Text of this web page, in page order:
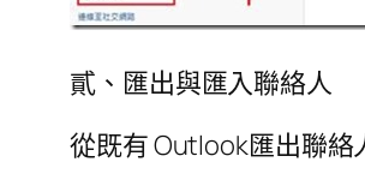
貳、匯出與匯入聯絡人
從既有 Outlook匯出聯絡